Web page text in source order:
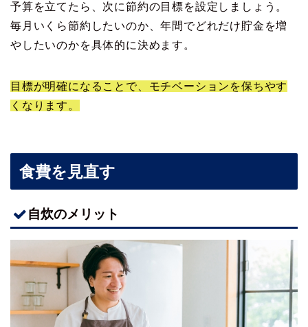
予算を立てたら、次に節約の目標を設定しましょう。
毎月いくら節約したいのか、年間でどれだけ貯金を増
やしたいのかを具体的に決めます。
目標が明確になることで、モチベーションを保ちやす
くなります。
食費を見直す
自炊のメリット